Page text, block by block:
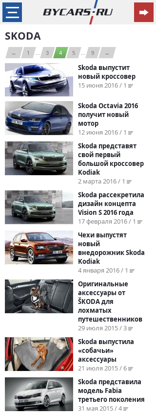
SKODA
← 1 ... 3 4 5 ... 9 →
Skoda выпустит
новый кроссовер
15 июня 2016 / 1
Skoda Octavia 2016
получит новый
мотор
12 июня 2016 / 1
Skoda представят
свой первый
большой кроссовер
Kodiak
2 марта 2016 / 1
Skoda рассекретила
дизайн концепта
Vision S 2016 года
17 февраля 2016 / 1
Чехи выпустят
новый
внедорожник Skoda
Kodiak
4 января 2016 / 1
Оригинальные
аксессуары от
ŠKODA для
лохматых
путешественников
29 июля 2015 / 3
Skoda выпустила
«собачьи»
аксессуары
21 июля 2015 / 6
Skoda представила
модель Fabia
третьего поколения
31 мая 2015 / 4